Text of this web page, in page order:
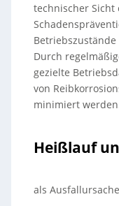
technischer Sicht
Durch
gezielte
von
minimiert
Heißlauf
als Ausfallursache